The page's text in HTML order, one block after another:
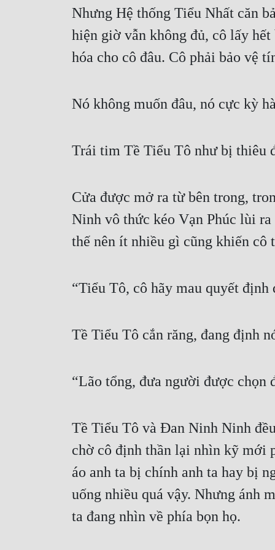
Nhưng Hệ thống Tiểu Nhất căn
hiện giờ vẫn không đủ, cô lấy
hóa cho cô đâu. Cô phải bảo vệ
Nó không muốn đâu, nó cực kỳ
Trái tim Tề Tiểu Tô như bị thiêu
Cửa được mở ra từ bên trong,
Ninh vô thức kéo Vạn Phúc lùi
thế nên ít nhiều gì cũng khiến cô
“Tiểu Tô, cô hãy mau quyết
Tề Tiểu Tô cắn răng, đang định
“Lão tổng, đưa người được chọn
Tề Tiểu Tô và Đan Ninh Ninh
chờ cô định thần lại nhìn kỹ mới
áo anh ta bị chính anh ta hay bị
uống nhiều quá vậy. Nhưng ánh
ta đang nhìn về phía bọn họ.